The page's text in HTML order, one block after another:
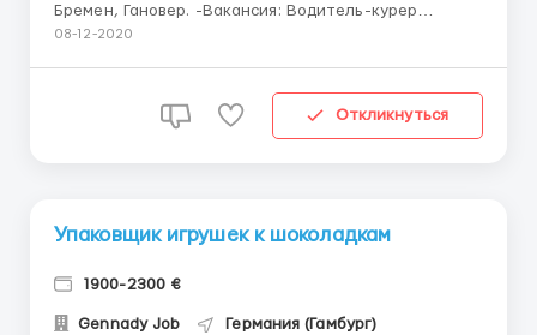
Бремен, Гановер. -Вакансия: Водитель-курер
категории-В Компания Hermès", "GLS" Мужчины до
Mercedes-Sprinter 2019 года.( опыт п...
08-12-2020
Откликнуться
Упаковщик игрушек к шоколадкам
1900-2300 €
Gennady Job Германия (Гамбург)